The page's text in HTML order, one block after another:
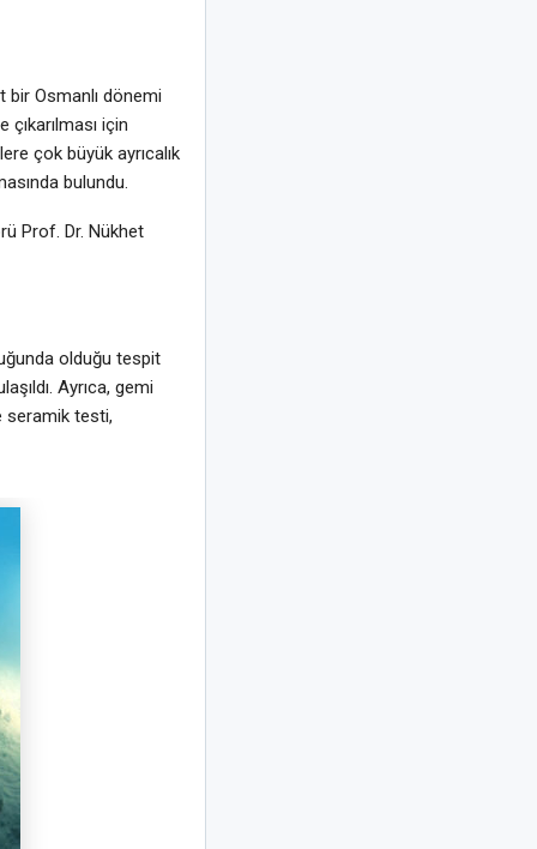
bir Osmanlı dönemi
için
çok büyük ayrıcalık
bulundu.
Prof. Dr. Nükhet
olduğu tespit
Ayrıca, gemi
seramik testi,